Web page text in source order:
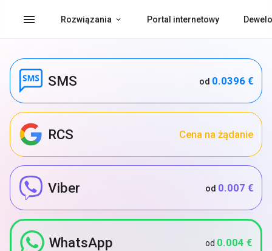
menu Rozwiązania Portal internetowy
SMS od 0.0396 €
RCS Cena na żądanie
Viber od 0.007 €
WhatsApp od 0.004 €